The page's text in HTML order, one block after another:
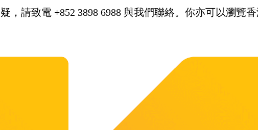
，請致電 +852 3898 6988 與我們聯絡。你亦可以瀏覽